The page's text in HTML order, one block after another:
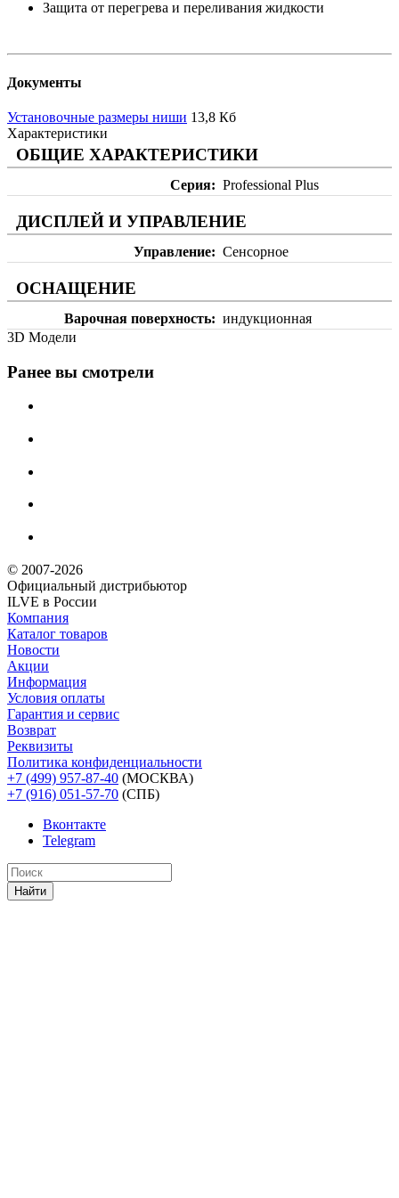
Защита от перегрева и переливания жидкости
Документы
Установочные размеры ниши 13,8 Кб
Характеристики
ОБЩИЕ ХАРАКТЕРИСТИКИ
Серия Professional Plus
ДИСПЛЕЙ И УПРАВЛЕНИЕ
Управление Сенсорное
ОСНАЩЕНИЕ
Варочная поверхность
индукционная
3D Модели
Ранее вы смотрели
© 2007-2026
Официальный дистрибьютoр
ILVE в России
Компания
Каталог товаров
Новости
Акции
Информация
Условия оплаты
Гарантия и сервис
Возврат
Реквизиты
Политика конфиденциальности
+7 (499) 957-87-40 (МОСКВА)
+7 (916) 051-57-70 (СПБ)
Вконтакте
Telegram
Найти